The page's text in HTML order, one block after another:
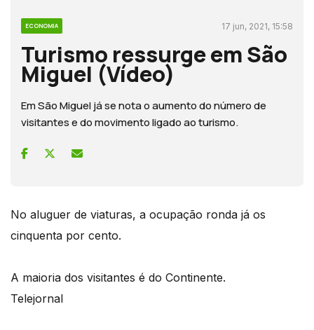
ECONOMIA 17 jun, 2021, 15:58
Turismo ressurge em São
Miguel (Vídeo)
Em São Miguel já se nota o aumento do número de
visitantes e do movimento ligado ao turismo.
No aluguer de viaturas, a ocupação ronda já os
cinquenta por cento.
A maioria dos visitantes é do Continente.
Telejornal